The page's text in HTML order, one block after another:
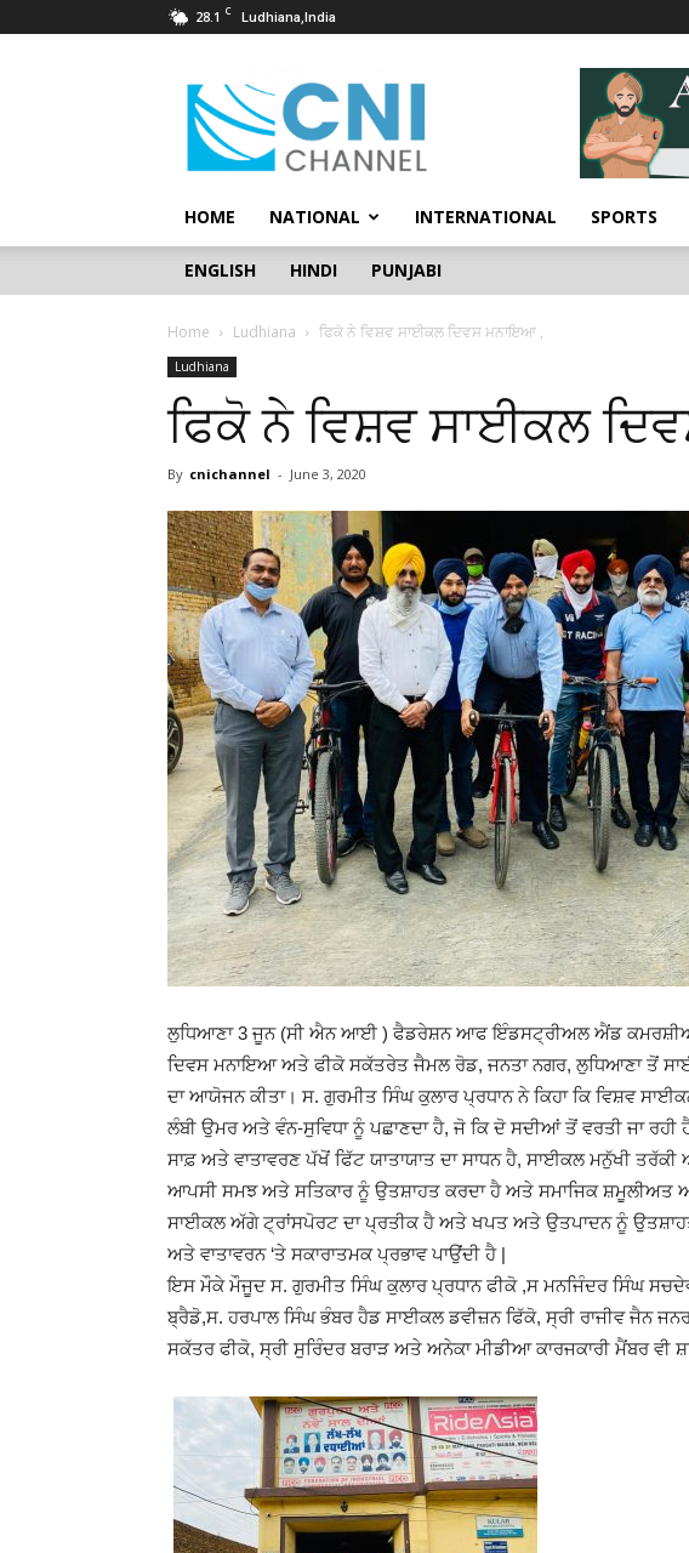
28.1 C Ludhiana,India
CNI
Channel
HOME NATIONAL INTERNATIONAL SPORTS
ENGLISH HINDI PUNJABI
Home Ludhiana ਫਿਕੋ ਨੇ ਵਿਸ਼ਵ ਸਾਈਕਲ ਦਿਵਸ ਮਨਾਇਆ ,
Ludhiana
ਫਿਕੋ ਨੇ ਵਿਸ਼ਵ ਸਾਈਕਲ
By cnichannel - June 3, 2020
ਲੁਧਿਆਣਾ 3 ਜੂਨ (ਸੀ ਐਨ ਆਈ ) ਫੈਡਰੇਸ਼ਨ ਆਫ ਇੰਡਸਟ੍ਰੀਅਲ ਐਂਡ
ਦਿਵਸ ਮਨਾਇਆ ਅਤੇ ਫੀਕੋ ਸਕੱਤਰੇਤ ਜੈਮਲ ਰੋਡ, ਜਨਤਾ ਨਗਰ, ਲੁਧਿਆਣਾ ਤੋਂ
ਦਾ ਆਯੋਜਨ ਕੀਤਾ। ਸ. ਗੁਰਮੀਤ ਸਿੰਘ ਕੁਲਾਰ ਪ੍ਰਧਾਨ ਨੇ ਕਿਹਾ ਕਿ ਵਿਸ਼ਵ
ਲੰਬੀ ਉਮਰ ਅਤੇ ਵੰਨ-ਸੁਵਿਧਾ ਨੂੰ ਪਛਾਣਦਾ ਹੈ, ਜੋ ਕਿ ਦੋ ਸਦੀਆਂ ਤੋਂ ਵਰਤੀ ਜਾ
ਸਾਫ਼ ਅਤੇ ਵਾਤਾਵਰਣ ਪੱਖੋਂ ਫਿੱਟ ਯਾਤਾਯਾਤ ਦਾ ਸਾਧਨ ਹੈ, ਸਾਈਕਲ ਮਨੁੱਖੀ
ਆਪਸੀ ਸਮਝ ਅਤੇ ਸਤਿਕਾਰ ਨੂੰ ਉਤਸ਼ਾਹਤ ਕਰਦਾ ਹੈ ਅਤੇ ਸਮਾਜਿਕ ਸ਼ਮੂਲੀਅਤ
ਸਾਈਕਲ ਅੱਗੇ ਟ੍ਰਾਂਸਪੋਰਟ ਦਾ ਪ੍ਰਤੀਕ ਹੈ ਅਤੇ ਖਪਤ ਅਤੇ ਉਤਪਾਦਨ ਨੂੰ
ਅਤੇ ਵਾਤਾਵਰਨ ‘ਤੇ ਸਕਾਰਾਤਮਕ ਪ੍ਰਭਾਵ ਪਾਉਂਦੀ ਹੈ |
ਇਸ ਮੌਕੇ ਮੌਜੂਦ ਸ. ਗੁਰਮੀਤ ਸਿੰਘ ਕੁਲਾਰ ਪ੍ਰਧਾਨ ਫੀਕੋ ,ਸ ਮਨਜਿੰਦਰ ਸਿੰਘ
ਬ੍ਰੈਡੋ,ਸ. ਹਰਪਾਲ ਸਿੰਘ ਭੰਬਰ ਹੈਡ ਸਾਈਕਲ ਡਵੀਜ਼ਨ ਫਿੱਕੋ, ਸ੍ਰੀ ਰਾਜੀਵ ਜੈਨ
ਸਕੱਤਰ ਫੀਕੋ, ਸ੍ਰੀ ਸੁਰਿੰਦਰ ਬਰਾੜ ਅਤੇ ਅਨੇਕਾ ਮੀਡੀਆ ਕਾਰਜਕਾਰੀ ਮੈਂਬਰ ਵੀ